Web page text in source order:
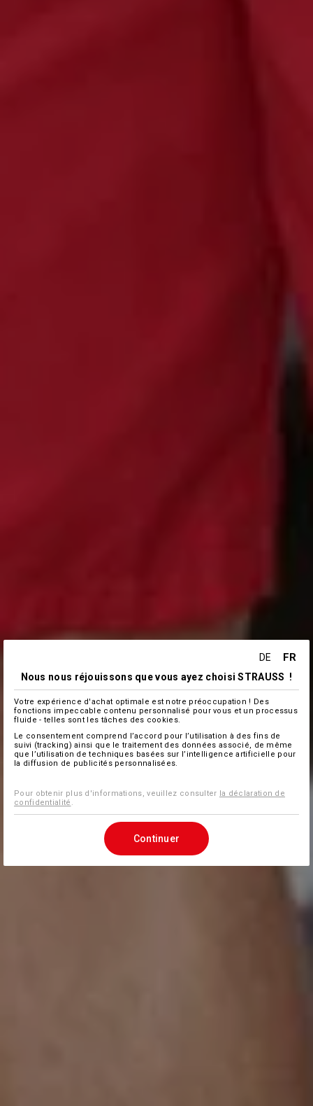
DE FR
Nous nous réjouissons que vous ayez choisi STRAUSS !
Votre expérience d'achat optimale est notre préoccupation ! Des
fonctions impeccable contenu personnalisé pour vous et un processus
fluide - telles sont les tâches des cookies.
Le consentement comprend l’accord pour l’utilisation à des fins de
suivi (tracking) ainsi que le traitement des données associé, de même
que l’utilisation de techniques basées sur l’intelligence artificielle pour
la diffusion de publicités personnalisées.
Pour obtenir plus d'informations, veuillez consulter la déclaration de
confidentialité
Continuer